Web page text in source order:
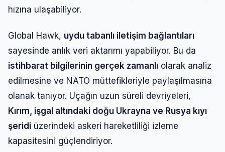
hızına ulaşabiliyor.
Global Hawk, uydu tabanlı iletişim bağlantıları
sayesinde anlık veri aktarımı yapabiliyor. Bu da
istihbarat bilgilerinin gerçek zamanlı olarak analiz
edilmesine ve NATO müttefikleriyle paylaşılmasına
olanak tanıyor. Uçağın uzun süreli devriyeleri,
Kırım, işgal altındaki doğu Ukrayna ve Rusya kıyı
şeridi üzerindeki askeri hareketliliği izleme
kapasitesini güçlendiriyor.